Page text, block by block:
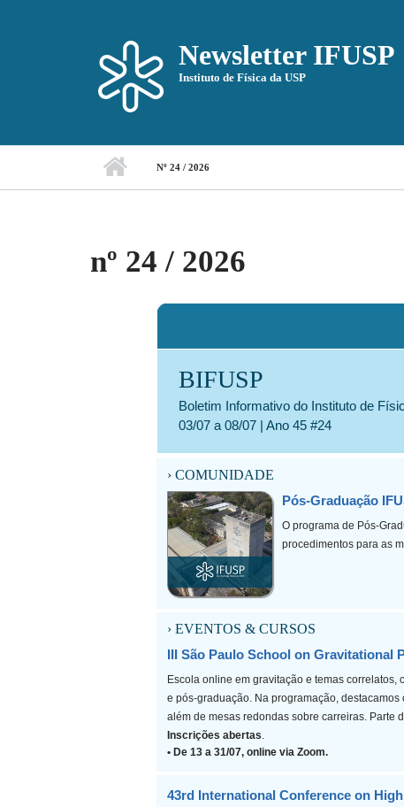
Newsletter IFUSP
Instituto de Física da USP
Nº 24 / 2026
nº 24 / 2026
BIFUSP
Boletim Informativo do Instituto de
03/07 a 08/07 | Ano 45 #24
› COMUNIDADE
Pós-Graduação
O programa de Pós-
procedimentos para as
› EVENTOS & CURSOS
III São Paulo School on Gravitational
Escola online em gravitação e temas
e pós-graduação. Na programação,
além de mesas redondas sobre carreiras. Parte
Inscrições abertas.
• De 13 a 31/07, online via Zoom.
43rd International Conference on